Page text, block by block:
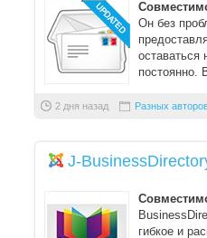
Он без
оставаться
постоянно.
2 дня назад Разных
J-
гибкое и